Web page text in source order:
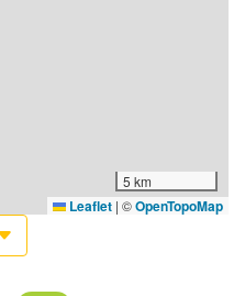
5 km
Leaflet | ©OpenTopoMap